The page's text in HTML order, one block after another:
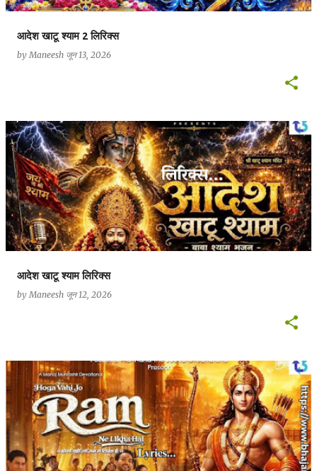
आदेश खाटू श्याम 2 लिरिक्स
byManeesh जून 13, 2026
आदेश खाटू श्याम लिरिक्स
byManeesh जून 12, 2026